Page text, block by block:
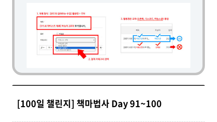
[100일 챌린지] 책마법사 Day 91~100